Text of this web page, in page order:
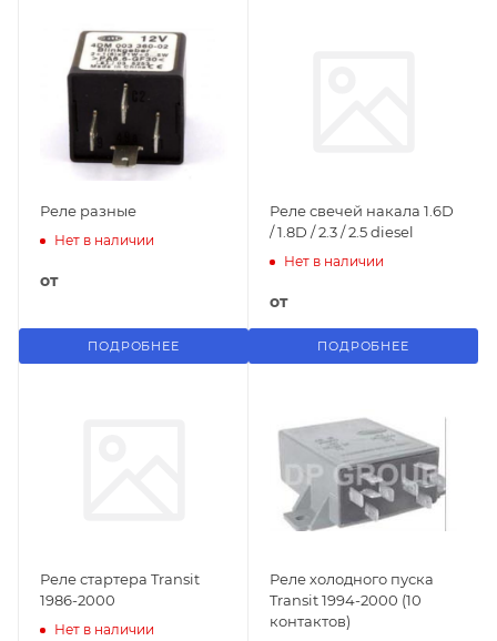
Реле разные
Нет в наличии
от
ПОДРОБНЕЕ
Реле свечей накала 1.6D
/ 1.8D / 2.3 / 2.5 diesel
Нет в наличии
от
ПОДРОБНЕЕ
Реле стартера Transit
1986-2000
Нет в наличии
Реле холодного пуска
Transit 1994-2000 (10
контактов)